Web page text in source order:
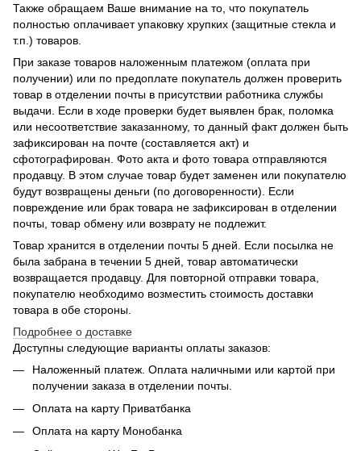
Также обращаем Ваше внимание на то, что покупатель
полностью оплачивает упаковку хрупких (защитные стекла и
т.п.) товаров.
При заказе товаров наложенным платежом (оплата при
получении) или по предоплате покупатель должен проверить
товар в отделении почты в присутствии работника службы
выдачи. Если в ходе проверки будет выявлен брак, поломка
или несоответствие заказанному, то данный факт должен быть
зафиксирован на почте (составляется акт) и
сфотографирован. Фото акта и фото товара отправляются
продавцу. В этом случае товар будет заменен или покупателю
будут возвращены деньги (по договоренности). Если
повреждение или брак товара не зафиксирован в отделении
почты, товар обмену или возврату не подлежит.
Товар хранится в отделении почты 5 дней. Если посылка не
была забрана в течении 5 дней, товар автоматически
возвращается продавцу. Для повторной отправки товара,
покупателю необходимо возместить стоимость доставки
товара в обе стороны.
Подробнее о доставке
Доступны следующие варианты оплаты заказов:
Наложенный платеж. Оплата наличными или картой при
получении заказа в отделении почты.
Оплата на карту Приватбанка
Оплата на карту Монобанка